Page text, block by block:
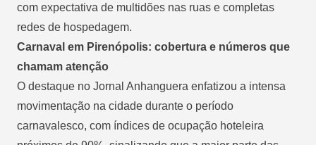
com expectativa de multidões nas ruas e completas
redes de hospedagem.
Carnaval em Pirenópolis: cobertura e números que
chamam atenção
O destaque no Jornal Anhanguera enfatizou a intensa
movimentação na cidade durante o período
carnavalesco, com índices de ocupação hoteleira